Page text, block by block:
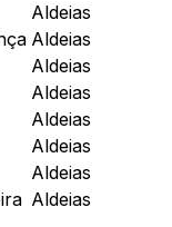
Aldeias
Aldeias
Aldeias
Aldeias
Aldeias
Aldeias
Aldeias
Aldeias